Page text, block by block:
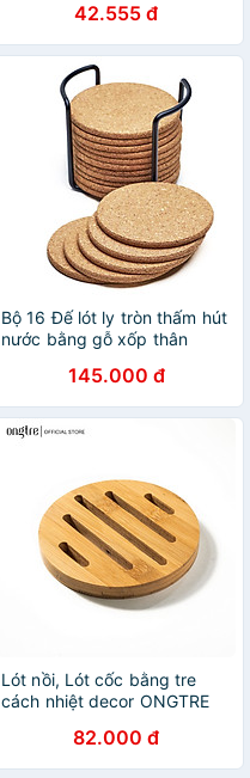
42.555 đ
Bộ 16 Đế lót ly tròn thấm hút
nước bằng gỗ xốp thân
(không logo) - Hàng chính
hãng
145.000 đ
Lót nồi, Lót cốc bằng tre
cách nhiệt decor ONGTRE
82.000 đ